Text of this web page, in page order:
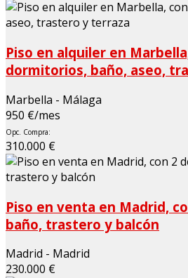
Piso en alquiler en
dormitorios, baño, aseo,
Marbella - Málaga
950 €/mes
Opc. Compra:
310.000 €
Piso en venta en Madrid,
baño, trastero y balcón
Madrid - Madrid
230.000 €